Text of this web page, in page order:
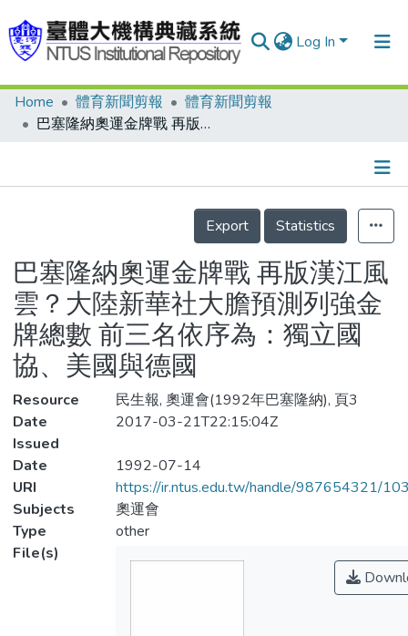
Log In
Communities & Collections
Statistics
Home 體育新聞剪報
體育新聞剪報
巴塞隆納奧運金牌戰 再版漢江風雲？大陸新華社大膽預測列強金牌總數 前三名依序為：獨立國協、美國與德國
Details
Export
Statistics
巴塞隆納奧運金牌戰 再版漢江風
雲？大陸新華社大膽預測列強金
牌總數 前三名依序為：獨立國
協、美國與德國
Resource
民生報, 奧運會(1992年巴塞隆納), 頁3
Date
Issued
2017-03-21T22:15:04Z
Date
1992-07-14
URI
https://ir.ntus.edu.tw/handle/987654321/
Subjects
奧運會
Type
other
File(s)